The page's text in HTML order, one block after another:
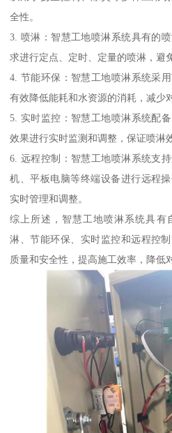
全性。
3. 喷淋：智慧工地喷淋系统具有的
求进行定点、定时、定量的喷淋，避
4. 节能环保：智慧工地喷淋系统采
有效降低能耗和水资源的消耗，减少
5. 实时监控：智慧工地喷淋系统配
效果进行实时监测和调整，保证喷淋
6. 远程控制：智慧工地喷淋系统支
机、平板电脑等终端设备进行远程
实时管理和调整。
综上所述，智慧工地喷淋系统具有
淋、节能环保、实时监控和远程控
质量和安全性，提高施工效率，降低